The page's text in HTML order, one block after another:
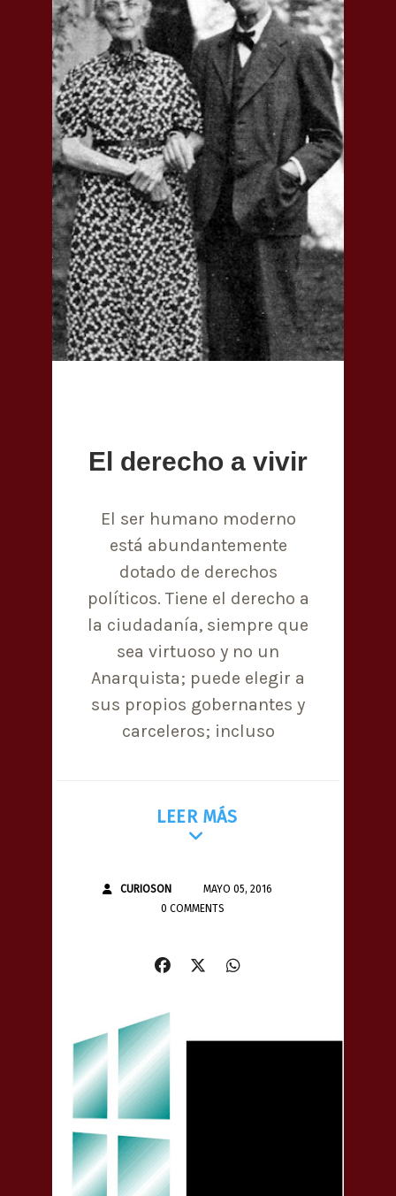
El derecho a vivir
El ser humano moderno
está abundantemente
dotado de derechos
políticos. Tiene el derecho a
la ciudadanía, siempre que
sea virtuoso y no un
Anarquista; puede elegir a
sus propios gobernantes y
carceleros; incluso
LEER MÁS
CURIOSON
MAYO 05, 2016
0 COMMENTS